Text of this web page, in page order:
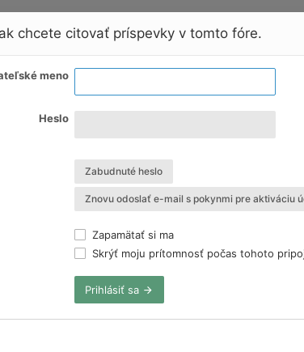
chcete citovať príspevky v tomto fóre.
meno
Heslo
Zabudnuté heslo
Znovu odoslať e-mail s pokynmi pre aktiváciu
Zapamätať si ma
Skrýť moju prítomnosť počas tohoto
Prihlásiť sa